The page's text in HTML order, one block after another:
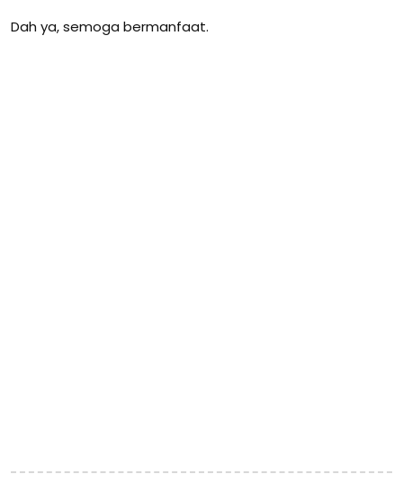
Dah ya, semoga bermanfaat.